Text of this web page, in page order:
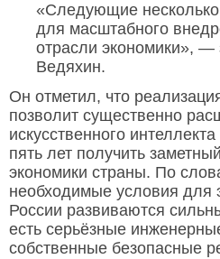
«Следующие
для масштабного
отрасли экономики», —
Ведяхин.
Он отметил, что
позволит существенно
искусственного
пять лет получить
экономики страны. По
необходимые условия для
России развиваются
есть серьёзные
собственные безопасные